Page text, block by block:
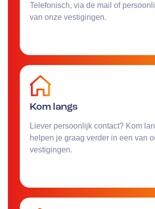
Telefonisch, via de mail of
van onze vestigingen.
Kom langs
Liever persoonlijk contact? Kom
helpen je graag verder in een van
vestigingen.